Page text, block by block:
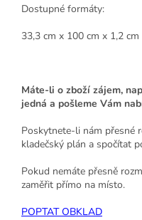
Dostupné formáty:
33,3 cm x 100 cm x 1,2 cm
Máte-li o zboží zájem,
jedná a pošleme Vám
Poskytnete-li nám přesné
kladečský plán a spočítat
Pokud nemáte přesně
zaměřit přímo na místo.
POPTAT OBKLAD